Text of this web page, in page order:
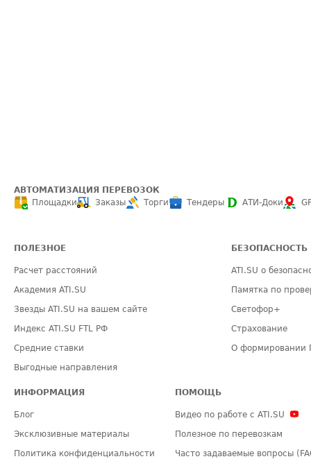
АВТОМАТИЗАЦИЯ ПЕРЕВОЗОК
Площадки
Заказы Торги Тендеры АТИ-Доки
ПОЛЕЗНОЕ
Расчет расстояний
Академия ATI.SU
Звезды ATI.SU на вашем сайте
Индекс ATI.SU FTL РФ
Средние ставки
Выгодные направления
БЕЗОПАСНОСТЬ
ATI.SU о
Памятка по
Светофор+
Страхование
О формировании
ИНФОРМАЦИЯ
Блог
Эксклюзивные материалы
Политика конфиденциальности
ПОМОЩЬ
Видео по работе с ATI.SU
Полезное по перевозкам
Часто задаваемые вопросы